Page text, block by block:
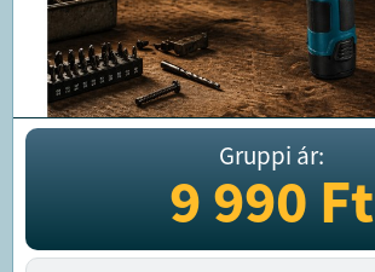
Gruppi ár:
9 990Ft